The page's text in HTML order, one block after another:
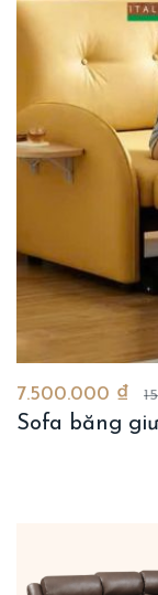
7.500.000 ₫
Sofa băng